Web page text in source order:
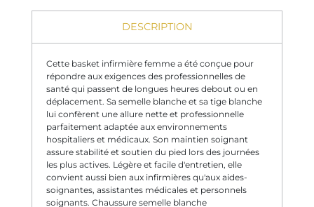
DESCRIPTION
Cette basket infirmière femme a été conçue pour
répondre aux exigences des professionnelles de
santé qui passent de longues heures debout ou en
déplacement. Sa semelle blanche et sa tige blanche
lui confèrent une allure nette et professionnelle
parfaitement adaptée aux environnements
hospitaliers et médicaux. Son maintien soignant
assure stabilité et soutien du pied lors des journées
les plus actives. Légère et facile d'entretien, elle
convient aussi bien aux infirmières qu'aux aides-
soignantes, assistantes médicales et personnels
soignants. Chaussure semelle blanche